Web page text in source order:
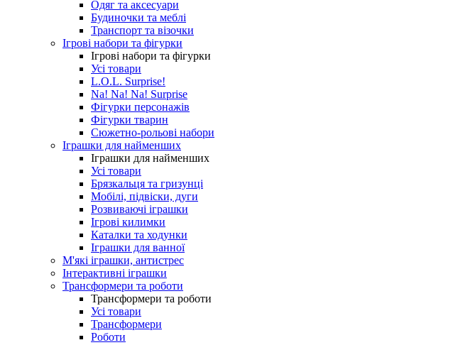
Одяг та аксесуари
Будиночки та меблі
Транспорт та візочки
Ігрові набори та фігурки
Ігрові набори та фігурки
Усі товари
L.O.L. Surprise!
Na! Na! Na! Surprise
Фігурки персонажів
Фігурки тварин
Сюжетно-рольові набори
Іграшки для найменших
Іграшки для найменших
Усі товари
Брязкальця та гризунці
Мобілі, підвіски, дуги
Розвиваючі іграшки
Ігрові килимки
Каталки та ходунки
Іграшки для ванної
М'які іграшки, антистрес
Інтерактивні іграшки
Трансформери та роботи
Трансформери та роботи
Усі товари
Трансформери
Роботи